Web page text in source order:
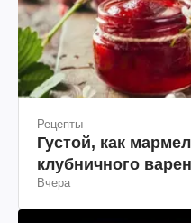
Рецепты
Густой, как
клубничного
Вчера